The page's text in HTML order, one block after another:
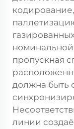
пропускная
должна быть
линии